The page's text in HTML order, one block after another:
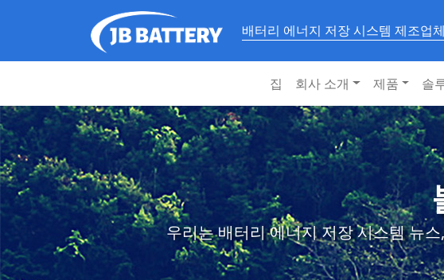
배터리 에너지 저장 시스템 제조업체
집 회사 소개 제품 솔
우리는 배터리 에너지 저장 시스템 뉴